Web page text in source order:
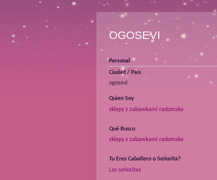
OGOSEVI
Personal
Ciudad / Pais
ogosevi
Quien Soy
sklepy z zabawkami radomsko
Qué Busco
sklepy z zabawkami radomsko
Tu Eres Caballero o Señorita?
Las señoritas